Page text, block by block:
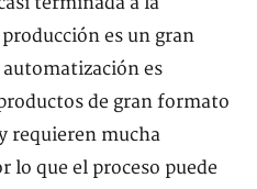
es un gran
es
de gran formato
requieren mucha
lo que el proceso puede